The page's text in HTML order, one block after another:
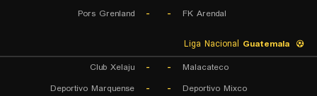
FK Arendal
-
-
Pors Grenland
Guatemala
Malacateco
-
-
Club Xelaju
Deportivo Mixco
-
-
Deportivo Marquense